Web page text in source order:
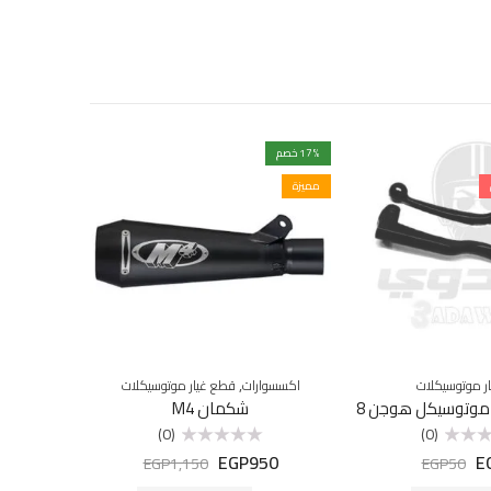
موتوسيكلات
هوجن 8
(0)
EGP50
17% خصم
مميزة
اكسسوارات,قطع غيار موتوسيكلات
شكمان M4
التقييم
(0)
EGP950
EGP1,150